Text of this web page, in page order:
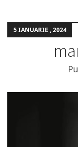
5 IANUARIE , 2024